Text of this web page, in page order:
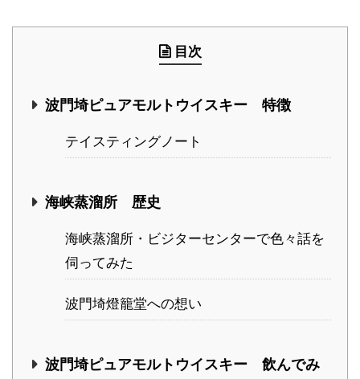
目次
波門埼ピュアモルトウイスキー 特徴
テイスティングノート
海峡蒸溜所 歴史
海峡蒸溜所・ビジターセンターで色々話を
伺ってみた
波門埼燈籠堂への想い
波門埼ピュアモルトウイスキー 飲んでみ